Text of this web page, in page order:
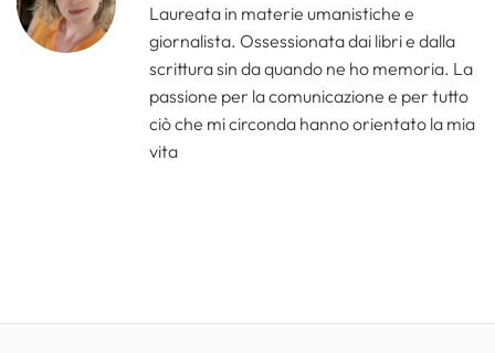
Laureata in materie umanistiche e
giornalista. Ossessionata dai libri e dalla
scrittura sin da quando ne ho memoria. La
passione per la comunicazione e per tutto
ciò che mi circonda hanno orientato la mia
vita